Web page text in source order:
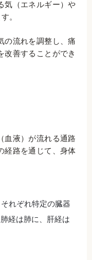
気（エネルギー）や
。
の流れを調整し、痛
改善することができ
液）が流れる通路
経路を通じて、身体
れぞれ特定の臓器
経は肺に、肝経は